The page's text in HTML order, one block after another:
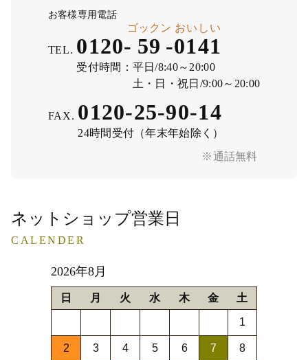
※通話無料
お客様専用電話
TEL. 0120- 59
ゴックン
-0141
おいしい
受付時間： 平日/8:40～20:00
土・日・祝日/9:00～20:00
FAX. 0120-25-90-14
24時間受付（年末年始除く）
ネットショップ営業日
CALENDER
2026年8月
日 月 火 水 木 金 土
1
2 3 4 5 6 7 8